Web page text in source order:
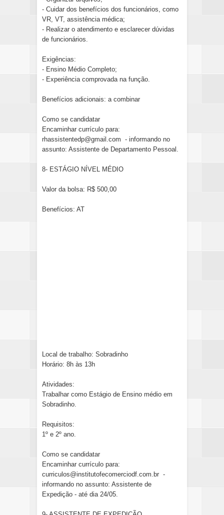
- Cuidar dos benefícios dos funcionários, como
VR, VT, assistência médica;
- Realizar o atendimento e esclarecer dúvidas
de funcionários.
Exigências:
- Ensino Médio Completo;
- Experiência comprovada na função.
Benefícios adicionais: a combinar
Como se candidatar
Encaminhar currículo para:
rhassistentedp@gmail.com - informando no
assunto: Assistente de Departamento Pessoal.
8- ESTÁGIO NÍVEL MÉDIO
Valor da bolsa: R$ 500,00
Benefícios: AT
Local de trabalho: Sobradinho
Horário: 8h às 13h
Atividades:
Trabalhar como Estágio de Ensino médio em
Sobradinho.
Requisitos:
1º e 2º ano.
Como se candidatar
Encaminhar currículo para:
curriculos@institutofecomerciodf.com.br -
informando no assunto: Assistente de
Expedição - até dia 24/05.